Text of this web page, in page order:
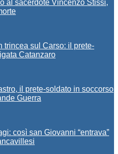
al sacerdote Vincenzo Stissi,
trincea sul Carso: il prete-
Catanzaro
il prete-soldato in soccorso
Guerra
così san Giovanni “entrava”